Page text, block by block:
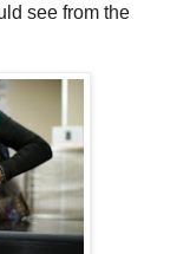
see from the